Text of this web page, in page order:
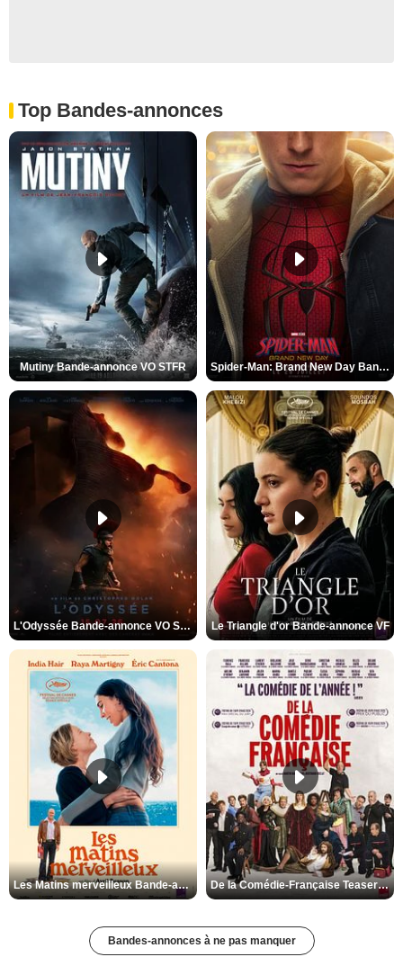
Top Bandes-annonces
Mutiny Bande-annonce VO STFR Spider-Man: Brand New Day Bande-annonce VO STFR
L'Odyssée Bande-annonce VO STFR Le Triangle d'or Bande-annonce VF
Les Matins merveilleux Bande-annonce VF De la Comédie-Française Teaser VF
Bandes-annonces à ne pas manquer